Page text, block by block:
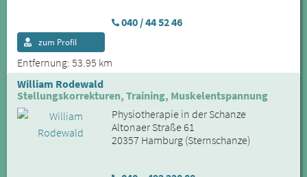
040 / 44 52 46
Entfernung: 53.95 km
zum Profil
William Rodewald
Stellungskorrekturen, Training, Muskelentspannung
Physiotherapie in der Schanze
Altonaer Straße 61
20357 Hamburg (Sternschanze)